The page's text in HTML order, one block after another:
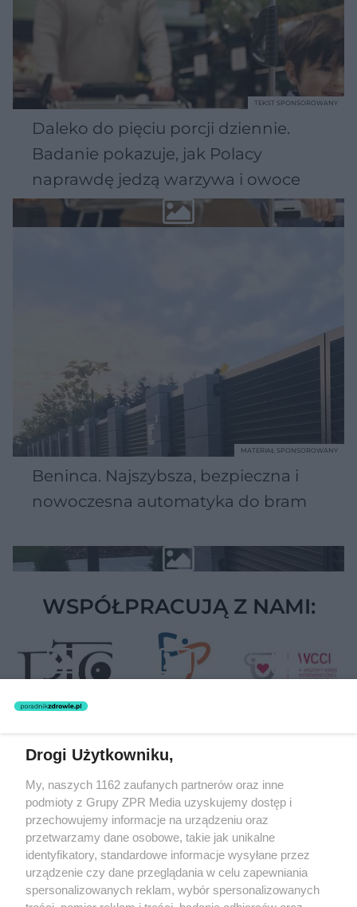
Daleko do pięciu porcji dziennie.
Badanie pokazuje, jak Polacy
naprawdę jedzą warzywa i owoce
TEKST SPONSOROWANY
Beninca. Najszybsza, bezpieczna i
nowoczesna automatyka do bram
MATERIAŁ SPONSOROWANY
WSPÓŁPRACUJĄ Z NAMI:
rozpowszechniany lub dalej rozpowszechniany w jakikolwiek sposób
(w tym także elektroniczny lub mechaniczny) na jakimkolwiek polu
eksploatacji w jakiejkolwiek formie, włącznie z umieszczaniem w
Internecie bez pisemnej zgody właściciela praw. Jakiekolwiek użycie
lub wykorzystanie utworów w całości lub w części z naruszeniem
prawa, tzn. bez właściwej zgody, jest zabronione pod groźbą kary i
może być ścigane prawnie.
Drogi Użytkowniku,
My, naszych 1162 zaufanych partnerów oraz inne
podmioty z Grupy ZPR Media uzyskujemy dostęp i
przechowujemy informacje na urządzeniu oraz
przetwarzamy dane osobowe, takie jak unikalne
identyfikatory, standardowe informacje wysyłane przez
urządzenie czy dane przeglądania w celu zapewniania
spersonalizowanych reklam, wybór spersonalizowanych